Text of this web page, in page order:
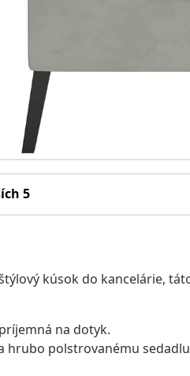
5
kúsok do kancelárie,
na dotyk.
hrubo polstrovanému